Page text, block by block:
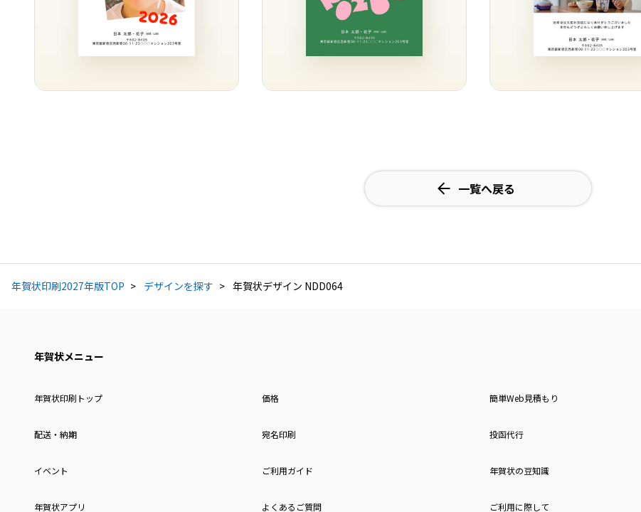
一覧へ戻る
年賀状印刷2027年版TOP デザインを探す 年賀状デザイン NDD064
年賀状メニュー
年賀状印刷トップ 価格 簡単Web見積もり
配送・納期 宛名印刷 投函代行
イベント ご利用ガイド 年賀状の豆知識
年賀状アプリ よくあるご質問 ご利用に際して